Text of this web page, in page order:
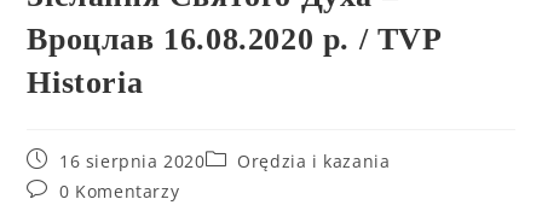
Вроцлав 16.08.2020 р. / TVP
Historia
16 sierpnia 2020
Orędzia i kazania
0 Komentarzy